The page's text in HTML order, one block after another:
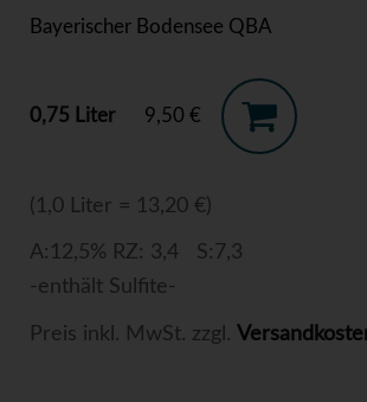
Bayerischer Bodensee QBA
0,75 Liter 9,50 €
(1,0 Liter = 13,20 €)
A:12,5% RZ: 3,4 S:7,3
-enthält Sulfite-
Preis inkl. MwSt. zzgl.